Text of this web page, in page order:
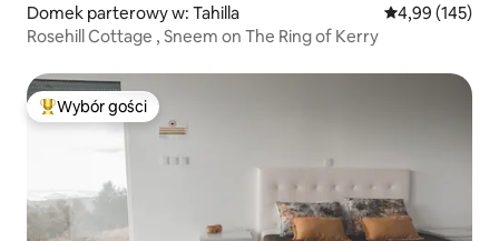
Domek parterowy w: Tahilla Średnia
4,99 (145)
Rosehill Cottage , Sneem on The Ring of Kerry
Najpopularniejsze z kategorii Wybór gości
Wybór gości